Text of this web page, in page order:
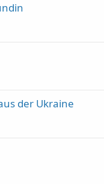
der Ukraine